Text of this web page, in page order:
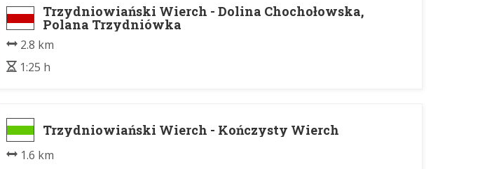
Trzydniowiański Wierch - Dolina Chochołowska,
Polana Trzydniówka
2.8 km
1:25 h
Trzydniowiański Wierch - Kończysty Wierch
1.6 km